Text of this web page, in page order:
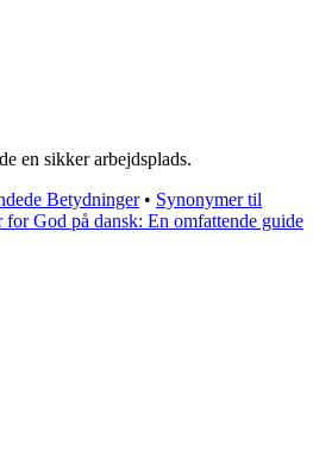
en sikker arbejdsplads.
Betydninger• Synonymer til
for God på dansk: En omfattende guide